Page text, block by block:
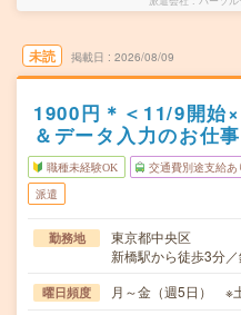
未読 掲載日 2026/08/09
1900円＊＜11/9開始
＆データ入力のお仕事
職種未経験OK 交通費別途支給あ
派遣
勤務地
東京都中央区
新橋駅から徒歩3分
曜日頻度 月～金（週5日） ※